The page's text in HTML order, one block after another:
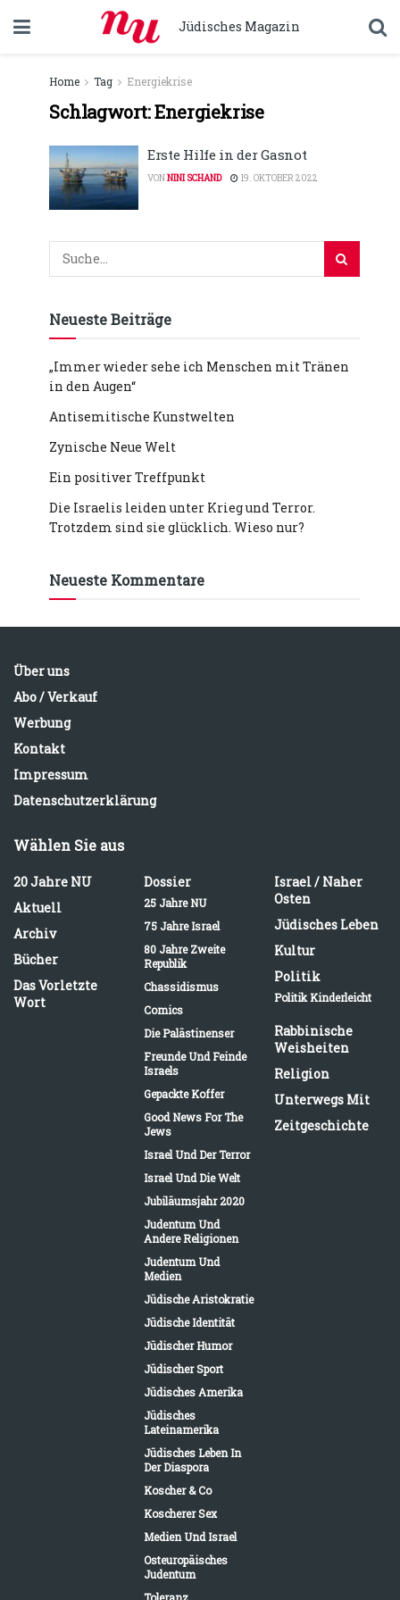
Jüdisches Magazin
Home Tag Energiekrise
Schlagwort:Energiekrise
Erste Hilfe in der Gasnot
VONNINI SCHAND 19. OKTOBER 2022
Neueste Beiträge
„Immer wieder sehe ich Menschen mit Tränen
in den Augen“
Antisemitische Kunstwelten
Zynische Neue Welt
Ein positiver Treffpunkt
Die Israelis leiden unter Krieg und Terror.
Trotzdem sind sie glücklich. Wieso nur?
Neueste Kommentare
Über uns
Abo / Verkauf
Werbung
Kontakt
Impressum
Datenschutzerklärung
Wählen Sie aus
20 Jahre NU
Aktuell
Archiv
Bücher
Das Vorletzte
Wort
Dossier
25 Jahre NU
75 Jahre Israel
80 Jahre Zweite
Republik
Chassidismus
Comics
Die Palästinenser
Freunde Und Feinde
Israels
Gepackte Koffer
Good News For The
Jews
Israel Und Der Terror
Israel Und Die Welt
Jubiläumsjahr 2020
Judentum Und
Andere Religionen
Judentum Und
Medien
Jüdische Aristokratie
Jüdische Identität
Jüdischer Humor
Jüdischer Sport
Jüdisches Amerika
Jüdisches
Lateinamerika
Jüdisches Leben In
Der Diaspora
Koscher & Co
Koscherer Sex
Medien Und Israel
Osteuropäisches
Judentum
Toleranz
Israel / Naher
Osten
Jüdisches Leben
Kultur
Politik
Politik Kinderleicht
Rabbinische
Weisheiten
Religion
Unterwegs Mit
Zeitgeschichte